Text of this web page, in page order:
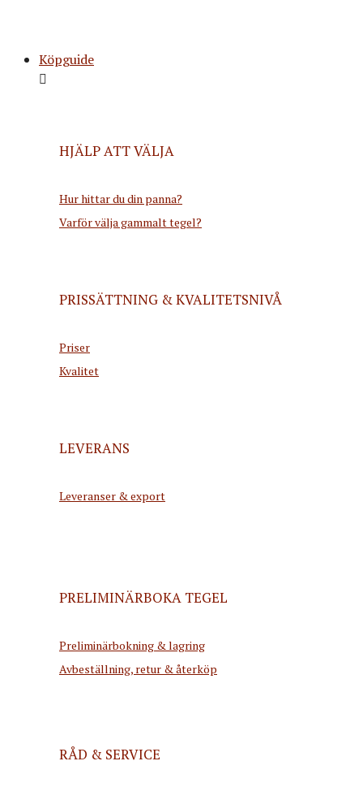
Köpguide
HJÄLP ATT VÄLJA
Hur hittar du din panna?
Varför välja gammalt tegel?
PRISSÄTTNING & KVALITETSNIVÅ
Priser
Kvalitet
LEVERANS
Leveranser & export
PRELIMINÄRBOKA TEGEL
Preliminärbokning & lagring
Avbeställning, retur & återköp
RÅD & SERVICE